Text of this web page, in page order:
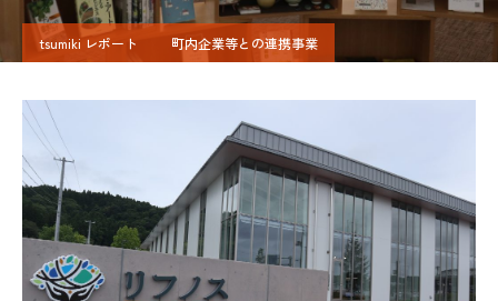
tsumiki レポート 町内企業等との連携事業